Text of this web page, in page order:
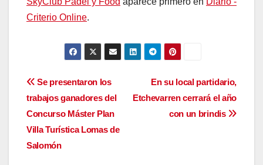
Criterio Online.
Navegación
de
entradas
En su local partidario,
Etchevarren cerrará el año
con un brindis
Se presentaron los
trabajos ganadores del
Concurso Máster Plan
Villa Turística Lomas de
Salomón